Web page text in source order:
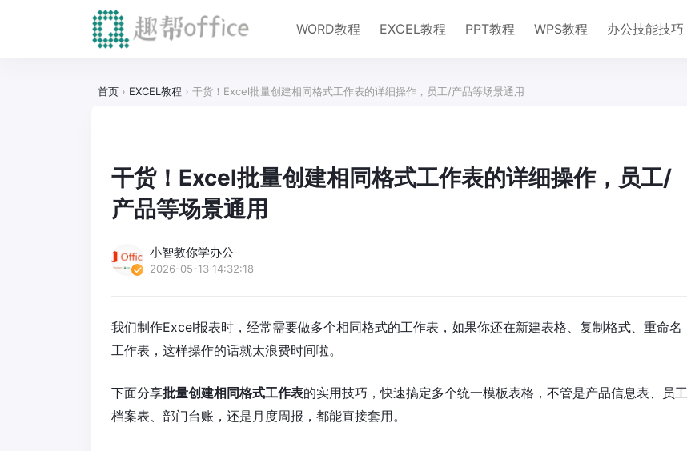
WORD教程 EXCEL教程 PPT教程 WPS教程 办公技能技巧
首页 › EXCEL教程 › 干货！Excel批量创建相同格式工作表的详细操作，员工/产品等场景通用
干货！Excel批量创建相同格式工作表的详细操作，员工/
产品等场景通用
小智教你学办公
2026-05-13 14:32:18
我们制作Excel报表时，经常需要做多个相同格式的工作表，如果你还在新建表格、复制格式、重命名
工作表，这样操作的话就太浪费时间啦。
下面分享批量创建相同格式工作表的实用技巧，快速搞定多个统一模板表格，不管是产品信息表、员工
档案表、部门台账，还是月度周报，都能直接套用。